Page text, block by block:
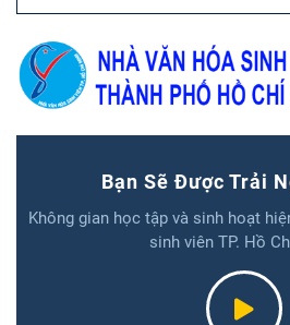
Bạn Sẽ Được Trải
Không gian học tập và sinh hoạt
sinh viên TP. Hồ